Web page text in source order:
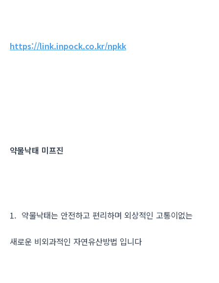
https://link.inpock.co.kr/npkk
약물낙태 미프진
1. 약물낙태는 안전하고 편리하며 외상적인 고통이없는
새로운 비외과적인 자연유산방법 입니다